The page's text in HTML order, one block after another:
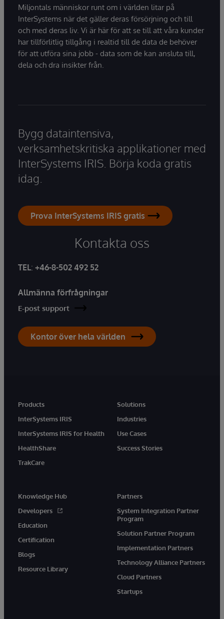
Miljontals människor runt om i världen litar på
InterSystems när det gäller deras försörjning och till
och med deras liv. Vi är här för att se till att våra kunder
har tillförlitlig tillgång i realtid till de data de behöver
för att utföra sina jobb - data som de kan ansluta till,
dela och dra insikter från.
Bygg dataintensiva,
verksamhetskritiska applikationer med
InterSystems IRIS. Börja koda gratis
idag.
Prova InterSystems IRIS gratis
Kontakta oss
TEL: +46-8-502 492 52
Allmänna förfrågningar
E-post support
Kontor över hela världen
Products
InterSystems IRIS
InterSystems IRIS for Health
HealthShare
TrakCare
Solutions
Industries
Use Cases
Success Stories
Knowledge Hub
Developers
Education
Certification
Blogs
Resource Library
Partners
System Integration Partner
Program
Solution Partner Program
Implementation Partners
Technology Alliance Partners
Cloud Partners
Startups